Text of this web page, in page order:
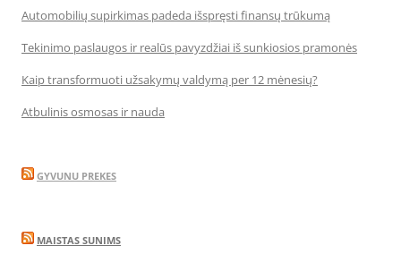
Automobilių supirkimas padeda išspręsti finansų trūkumą
Tekinimo paslaugos ir realūs pavyzdžiai iš sunkiosios pramonės
Kaip transformuoti užsakymų valdymą per 12 mėnesių?
Atbulinis osmosas ir nauda
GYVUNU PREKES
MAISTAS SUNIMS